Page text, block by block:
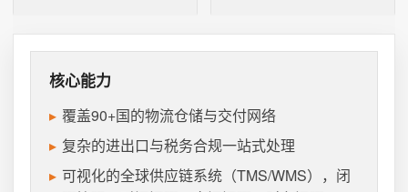
核心能力
覆盖90+国的物流仓储与交付网络
复杂的进出口与税务合规一站式处理
可视化的全球供应链系统（TMS/WMS），闭